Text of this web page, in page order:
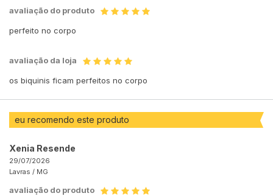
avaliação do produto
perfeito no corpo
avaliação da loja
os biquinis ficam perfeitos no corpo
eu recomendo este produto
Xenia Resende
29/07/2026
Lavras / MG
avaliação do produto